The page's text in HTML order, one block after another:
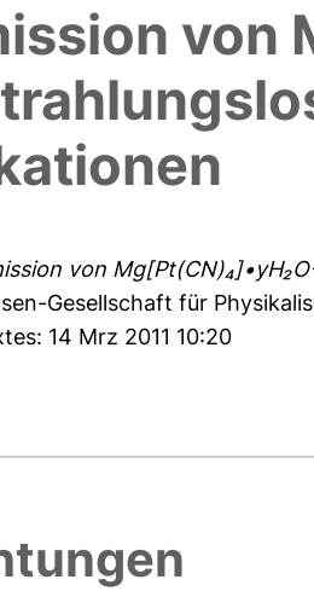
von
von
Gesellschaft für
14 Mrz 2011 10:20